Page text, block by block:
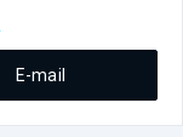
E-mail